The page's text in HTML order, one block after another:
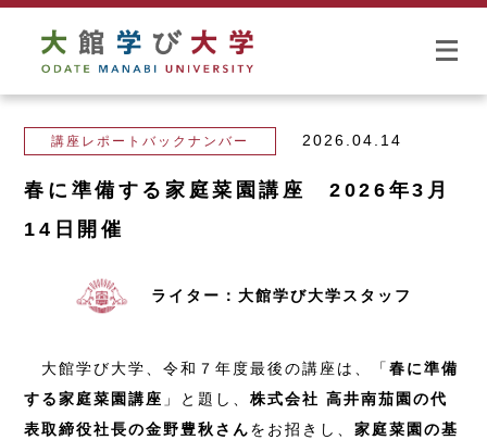
講座レポートバックナンバー 2026.04.14
春に準備する家庭菜園講座 2026年3月
14日開催
ライター：大館学び大学スタッフ
大館学び大学、令和７年度最後の講座は、「春に準備
する家庭菜園講座 」と題し、株式会社 高井南茄園の代
表取締役社長の金野豊秋さんをお招きし、家庭菜園の基